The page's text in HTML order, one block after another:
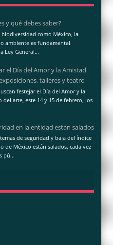
y qué debes saber?
biodiversidad como México, la
ambiente es fundamental.
Ley General...
el Día del Amor y la Amistad
talleres y teatro
festejar el Día del Amor y la
arte, este 14 y 15 de febrero, los
en la entidad están salados
de seguridad y baja del índice
de México están salados, cada vez
pú...